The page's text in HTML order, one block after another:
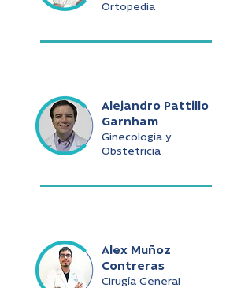
Ortopedia
Alejandro Pattillo
Garnham
Ginecología y
Obstetricia
Alex Muñoz
Contreras
Cirugía General